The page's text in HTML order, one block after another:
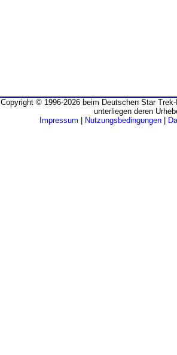
Copyright © 1996-2026 beim Deutschen Star
unterliegen deren
Impressum
Nutzungsbedingungen